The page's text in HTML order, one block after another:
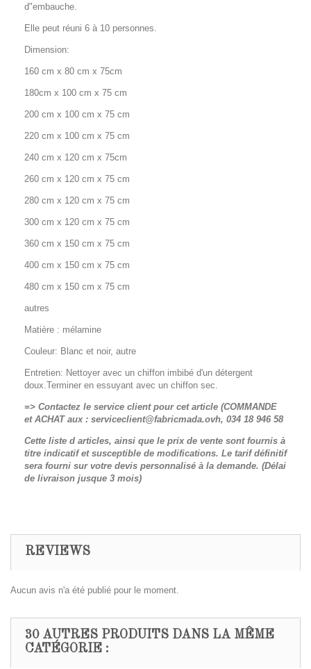
d"embauche.
Elle peut réuni 6 à 10 personnes.
Dimension:
160 cm x 80 cm x 75cm
180cm x 100 cm x 75 cm
200 cm x 100 cm x 75 cm
220 cm x 100 cm x 75 cm
240 cm x 120 cm x 75cm
260 cm x 120 cm x 75 cm
280 cm x 120 cm x 75 cm
300 cm x 120 cm x 75 cm
360 cm x 150 cm x 75 cm
400 cm x 150 cm x 75 cm
480 cm x 150 cm x 75 cm
autres
Matière : mélamine
Couleur: Blanc et noir, autre
Entretien: Nettoyer avec un chiffon imbibé d'un détergent
doux.Terminer en essuyant avec un chiffon sec.
=> Contactez le service client pour cet article (COMMANDE
et ACHAT aux : serviceclient@fabricmada.ovh, 034 18 946 58
Cette liste d articles, ainsi que le prix de vente sont fournis à
titre indicatif et susceptible de modifications. Le tarif définitif
sera fourni sur votre devis personnalisé à la demande. (Délai
de livraison jusque 3 mois)
REVIEWS
Aucun avis n'a été publié pour le moment.
30 AUTRES PRODUITS DANS LA MÊME
CATÉGORIE :